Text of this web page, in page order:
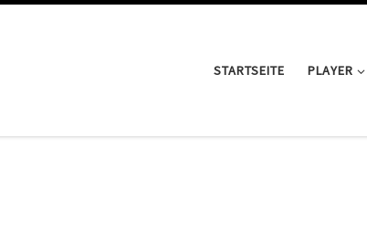
STARTSEITE PLAYER